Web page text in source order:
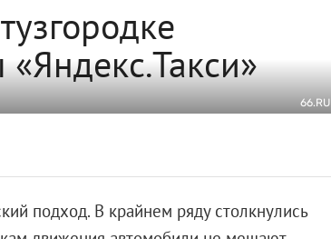
66.RU
подход. В крайнем ряду столкнулись